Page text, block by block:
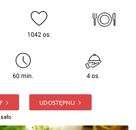
1042 os.
60 min. 4 os.
UDOSTĘPNIJ